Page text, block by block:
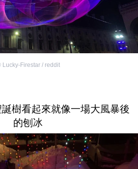
Lucky-Firestar / reddit
樹看起來就像一場大風暴後
的刨冰